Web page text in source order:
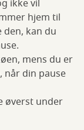
ikke vil
hjem til
kan du
mens du er
når din pause
øverst under